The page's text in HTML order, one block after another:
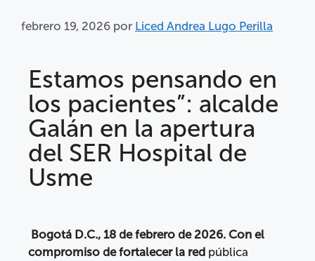
febrero 19, 2026 por Liced Andrea Lugo Perilla
Estamos pensando en
los pacientes”: alcalde
Galán en la apertura
del SER Hospital de
Usme
Bogotá D.C., 18 de febrero de 2026. Con el
compromiso de fortalecer la red pública